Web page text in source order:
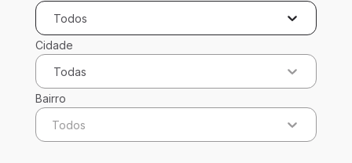
Todos
Cidade
Todas
Bairro
Todos